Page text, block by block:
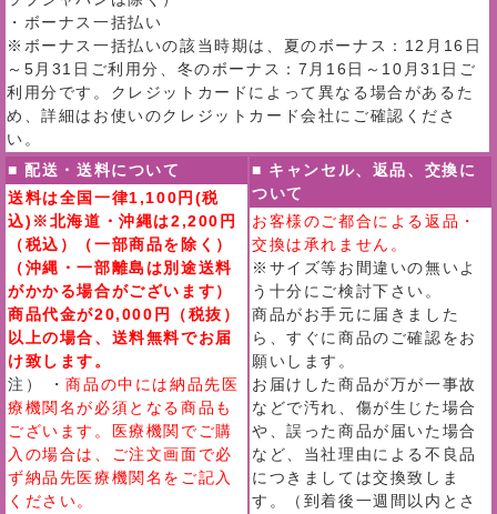
・ボーナス一括払い
※ボーナス一括払いの該当時期は、夏のボーナス：12月16日
～5月31日ご利用分、冬のボーナス：7月16日～10月31日ご
利用分です。クレジットカードによって異なる場合があるた
め、詳細はお使いのクレジットカード会社にご確認くださ
い。
■ 配送・送料について
送料は全国一律1,100円(税
込)※北海道・沖縄は2,200円
（税込）（一部商品を除く）
（沖縄・一部離島は別途送料
がかかる場合がございます）
商品代金が20,000円（税抜）
以上の場合、送料無料でお届
け致します。
注） ・商品の中には納品先医
療機関名が必須となる商品も
ございます。医療機関でご購
入の場合は、ご注文画面で必
ず納品先医療機関名をご記入
ください。
■ キャンセル、返品、交換に
ついて
お客様のご都合による返品・
交換は承れません。
※サイズ等お間違いの無いよ
う十分にご検討下さい。
商品がお手元に届きました
ら、すぐに商品のご確認をお
願いします。
お届けした商品が万が一事故
などで汚れ、傷が生じた場合
や、誤った商品が届いた場合
など、当社理由による不良品
につきましては交換致しま
す。（到着後一週間以内とさ